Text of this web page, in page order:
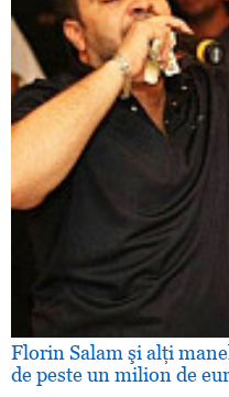
Florin Salam şi alţi
de peste un milion de